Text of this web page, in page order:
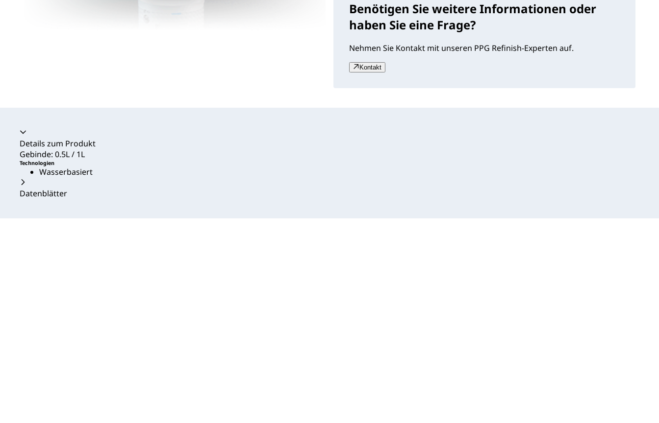
Benötigen Sie weitere Informationen oder
haben Sie eine Frage?
Nehmen Sie Kontakt mit unseren PPG Refinish-Experten auf.
Kontakt
Akkordeon zusammengeklappt
Details zum Produkt
Gebinde: 0.5L / 1L
Technologien
Wasserbasiert
Datenblätter